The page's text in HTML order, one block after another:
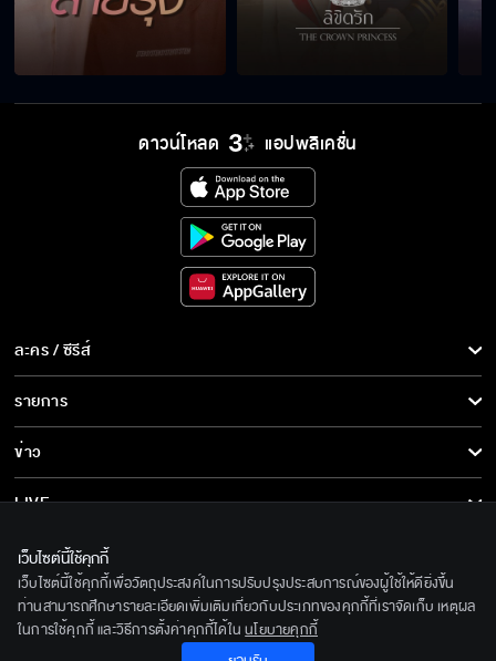
ดาวน์โหลด แอปพลิเคชั่น
ละคร / ซีรีส์
ละคร/ซีรีส์
ซีรีส์นานาชาติ
การ์ตูน & เกม
รายการ
รายการทั้งหมด
ข่าว
ข่าวทั้งหมด
ข่าวประชาสัมพันธ์
LIVE
เกี่ยวกับเรา
BEC World
รู้จักเรา
ติดตามเราได้ที่
เว็บไซต์นี้ใช้คุกกี้
เว็บไซต์นี้ใช้คุกกี้เพื่อวัตถุประสงค์ในการปรับปรุงประสบการณ์ของผู้ใช้ให้ดียิ่งขึ้น
ท่านสามารถศึกษารายละเอียดเพิ่มเติมเกี่ยวกับประเภทของคุกกี้ที่เราจัดเก็บ เหตุผล
ในการใช้คุกกี้ และวิธีการตั้งค่าคุกกี้ได้ใน นโยบายคุกกี้